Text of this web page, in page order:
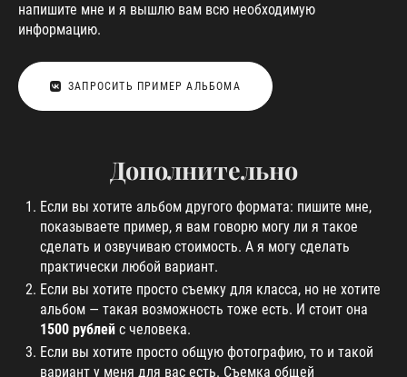
напишите мне и я вышлю вам всю необходимую
информацию.
ЗАПРОСИТЬ ПРИМЕР АЛЬБОМА
Дополнительно
Если вы хотите альбом другого формата: пишите мне,
показываете пример, я вам говорю могу ли я такое
сделать и озвучиваю стоимость. А я могу сделать
практически любой вариант.
Если вы хотите просто съемку для класса, но не хотите
альбом — такая возможность тоже есть. И стоит она
1500 рублей с человека.
Если вы хотите просто общую фотографию, то и такой
вариант у меня для вас есть. Съемка общей